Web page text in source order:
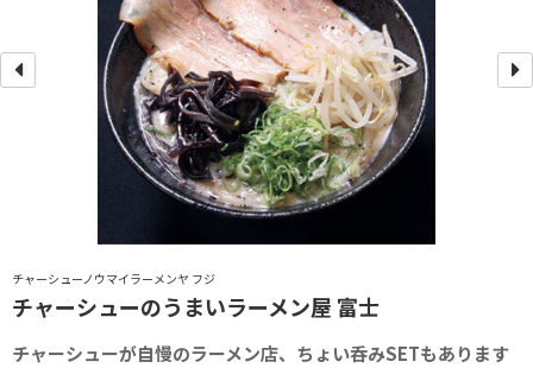
チャーシューノウマイラーメンヤ フジ
チャーシューのうまいラーメン屋 富士
チャーシューが自慢のラーメン店、ちょい呑みSETもあります